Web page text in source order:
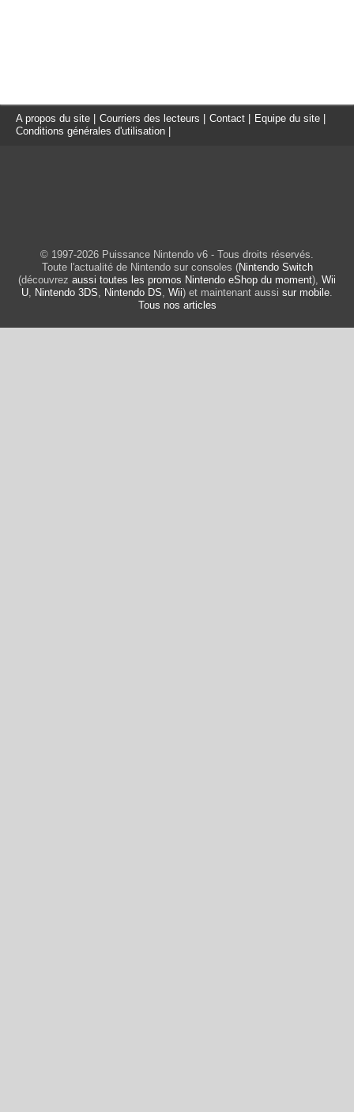
A propos du site Courriers des lecteurs Contact Equipe du site
Conditions générales d'utilisation
© 1997-2026 Puissance Nintendo v6 - Tous droits réservés.
Toute l'actualité de Nintendo sur consoles (Nintendo Switch
(découvrez aussi toutes les promos Nintendo eShop du moment), Wii
U, Nintendo 3DS, Nintendo DS, Wii) et maintenant aussi sur mobile.
Tous nos articles